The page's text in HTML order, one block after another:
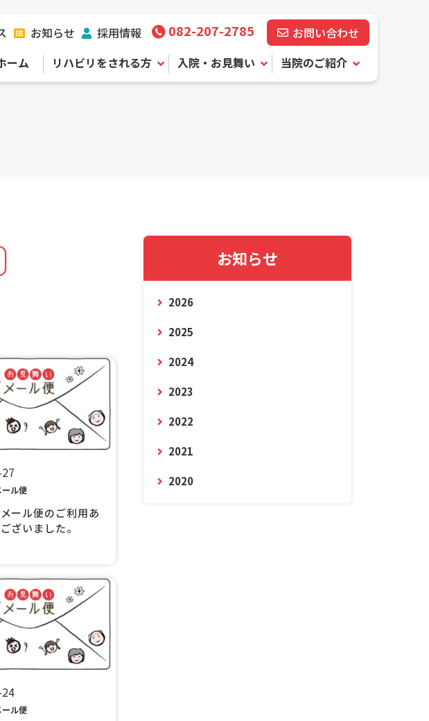
お知らせ 採用情報 082-207-2785
お問い合わせ
ーム
リハビリをされる方 入院・お見舞い 当院のご紹介
お知らせ
2026
2025
2024
2023
2022
2021
2020
ール便
ール便のご利用あ
ざいました。
ール便